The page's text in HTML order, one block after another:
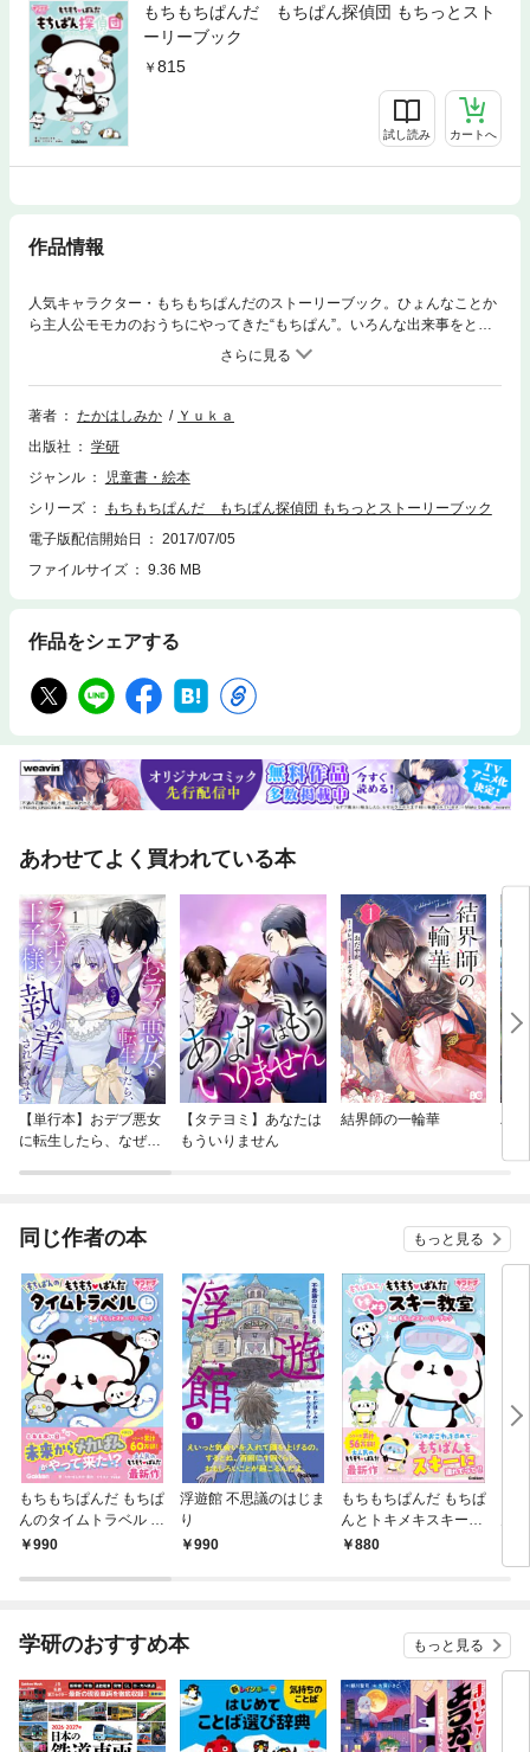
もちもちぱんだ もちぱん探偵団 もちっとスト
ーリーブック
815
試し読み カートへ
作品情報
人気キャラクター・もちもちぱんだのストーリーブック。ひょんなことか
ら主人公モモカのおうちにやってきた“もちぱん”。いろんな出来事をとも
にしていくうちに、お互いがかけがえのない存在に。そんなある日、予想
もしなかった事件がおこって……！？
著者 たかはしみか
Ｙｕｋａ
出版社
学研
ジャンル
児童書・絵本
シリーズ
もちもちぱんだ もちぱん探偵団 もちっとストーリーブック
電子版配信開始日
2017/07/05
ファイルサイズ
9.36 MB
作品をシェアする
あわせてよく買われている本
【単行本】おデブ悪女
に転生したら、なぜか
【タテヨミ】あなたは
もういりません
結界師の一輪華
バ
今
同じ作者の本 もっと見る
もちもちぱんだ もちぱ
んのタイムトラベル も
ちっとストーリーブッ
990
浮遊館 不思議のはじま
り
990
もちもちぱんだ もちぱ
んとトキメキスキー教
室 もちっとストーリー
880
ック
学研のおすすめ本 もっと見る